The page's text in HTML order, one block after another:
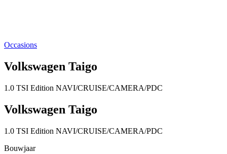
Occasions
Volkswagen Taigo
1.0 TSI Edition NAVI/CRUISE/CAMERA/PDC
Volkswagen Taigo
1.0 TSI Edition NAVI/CRUISE/CAMERA/PDC
Bouwjaar